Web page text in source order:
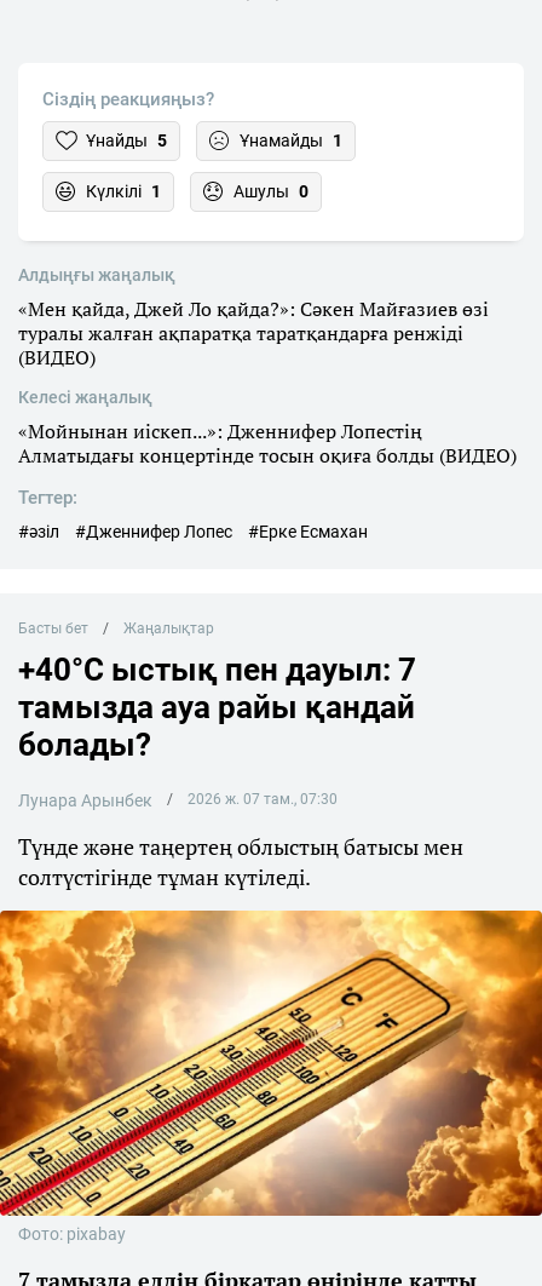
Сіздің реакцияңыз?
Ұнайды 5 Ұнамайды 1
Күлкілі 1 Ашулы 0
Алдыңғы жаңалық
«Мен қайда, Джей Ло қайда?»: Сәкен Майғазиев өзі
туралы жалған ақпаратқа таратқандарға ренжіді
(ВИДЕО)
Келесі жаңалық
«Мойнынан иіскеп...»: Дженнифер Лопестің
Алматыдағы концертінде тосын оқиға болды (ВИДЕО)
Тегтер:
#әзіл #Дженнифер Лопес #Ерке Есмаxан
Басты бет Жаңалықтар
+40°C ыстық пен дауыл: 7
тамызда ауа райы қандай
болады?
Лунара Арынбек 2026 ж. 07 там., 07:30
Түнде және таңертең облыстың батысы мен
солтүстігінде тұман күтіледі.
Фото: pixabay
7 тамызда елдің бірқатар өңірінде қатты